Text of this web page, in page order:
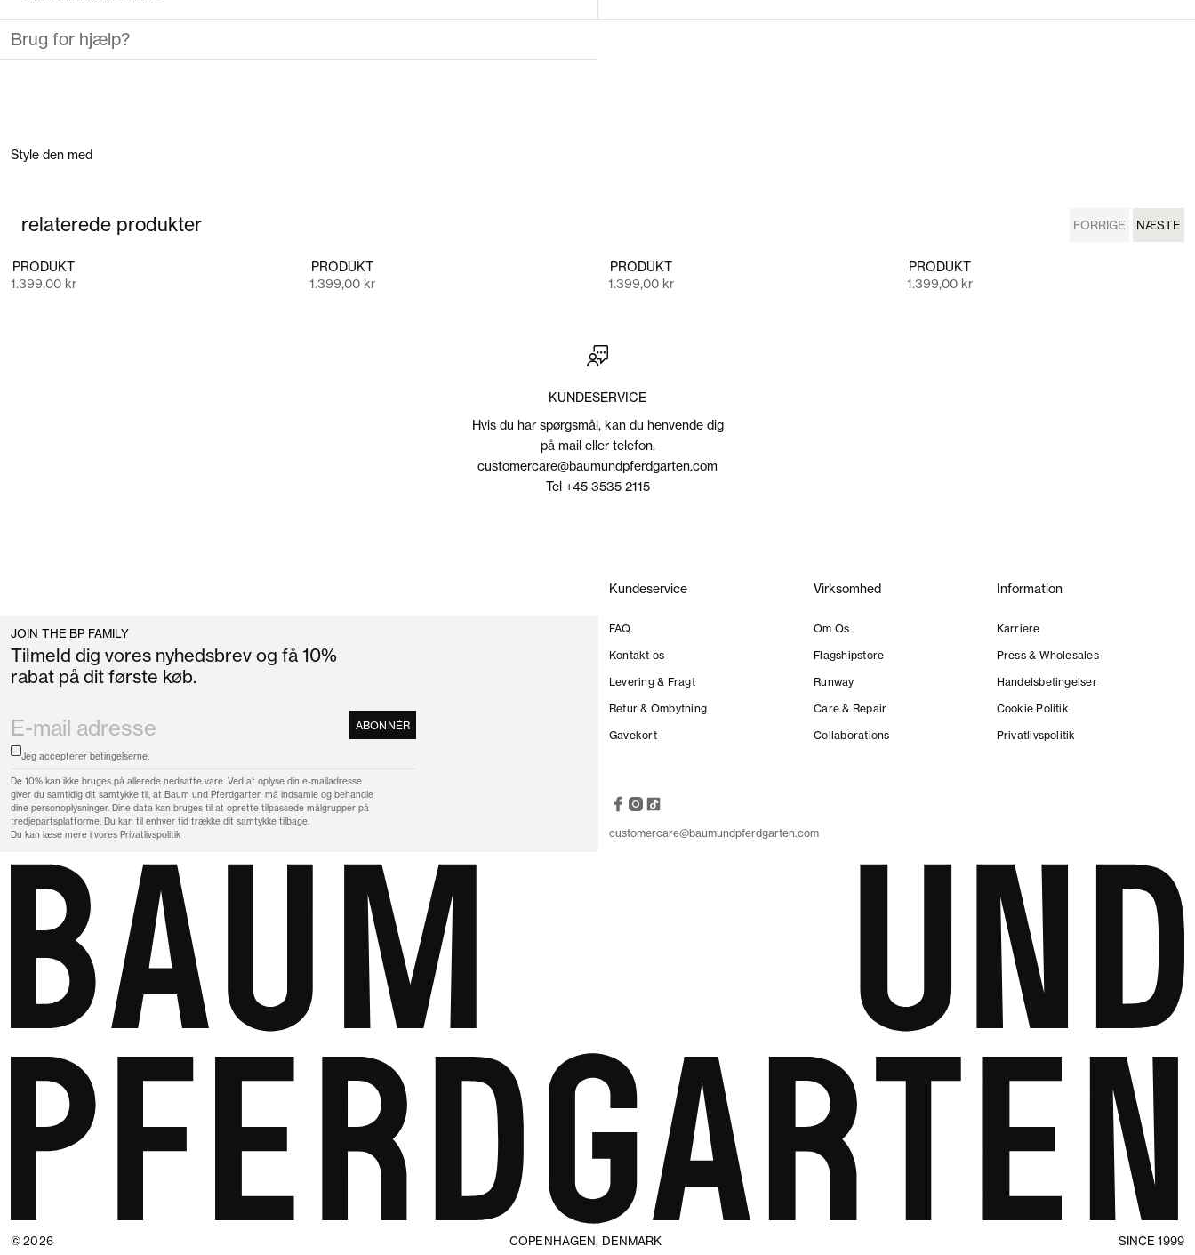
Brug for hjælp?
Style den med
relaterede produkter FORRIGE
FORRIGE NÆSTE
NÆSTE
PRODUKT
Salgspris
1.399,00 kr
PRODUKT
Salgspris
1.399,00 kr
PRODUKT
Salgspris
1.399,00 kr
PRODUKT
Salgspris
1.399,00 kr
KUNDESERVICE
Hvis du har spørgsmål, kan du henvende dig
på mail eller telefon.
customercare@baumundpferdgarten.com
Tel +45 3535 2115
JOIN THE BP FAMILY
Tilmeld dig vores nyhedsbrev og få 10%
rabat på dit første køb.
ABONNÉR
Jeg accepterer betingelserne.
De 10% kan ikke bruges på allerede nedsatte vare. Ved at oplyse din e-mailadresse
giver du samtidig dit samtykke til, at Baum und Pferdgarten må indsamle og behandle
dine personoplysninger. Dine data kan bruges til at oprette tilpassede målgrupper på
tredjepartsplatforme. Du kan til enhver tid trække dit samtykke tilbage.
Du kan læse mere i vores Privatlivspolitik
Kundeservice
FAQ
Kontakt os
Levering & Fragt
Retur & Ombytning
Gavekort
Virksomhed
Om Os
Flagshipstore
Runway
Care & Repair
Collaborations
Information
Karriere
Press & Wholesales
Handelsbetingelser
Cookie Politik
Privatlivspolitik
customercare@baumundpferdgarten.com
© 2026 COPENHAGEN, DENMARK SINCE 1999
VIS RESULTAT